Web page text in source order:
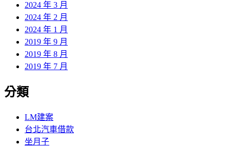
2024 年 3 月
2024 年 2 月
2024 年 1 月
2019 年 9 月
2019 年 8 月
2019 年 7 月
分類
LM建案
台北汽車借款
坐月子